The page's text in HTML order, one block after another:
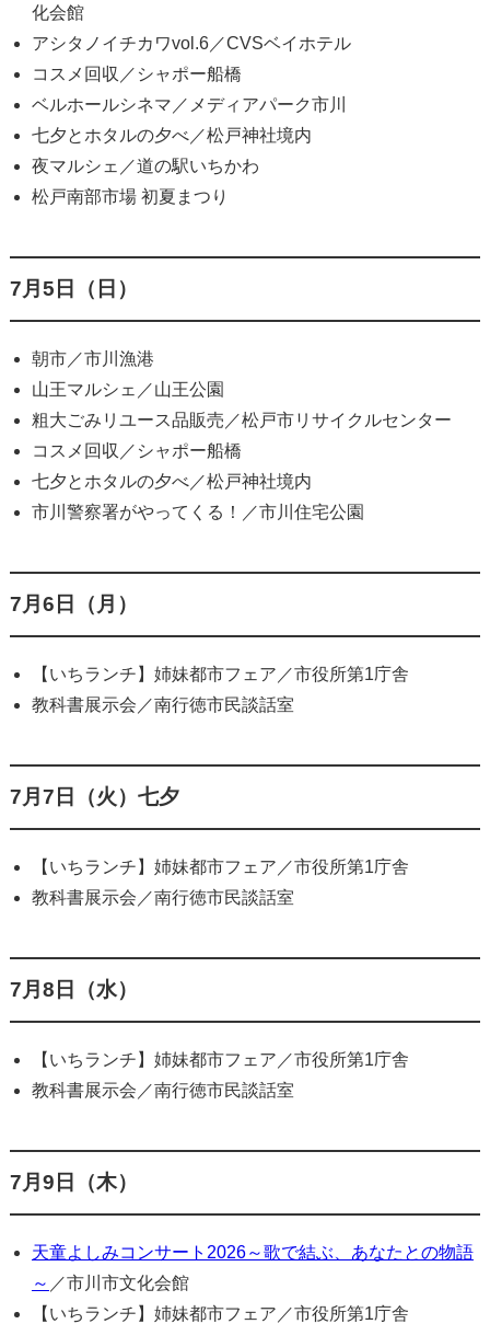
化会館
アシタノイチカワvol.6／CVSベイホテル
コスメ回収／シャポー船橋
ベルホールシネマ／メディアパーク市川
七夕とホタルの夕べ／松戸神社境内
夜マルシェ／道の駅いちかわ
松戸南部市場 初夏まつり
7月5日（日）
朝市／市川漁港
山王マルシェ／山王公園
粗大ごみリユース品販売／松戸市リサイクルセンター
コスメ回収／シャポー船橋
七夕とホタルの夕べ／松戸神社境内
市川警察署がやってくる！／市川住宅公園
7月6日（月）
【いちランチ】姉妹都市フェア／市役所第1庁舎
教科書展示会／南行徳市民談話室
7月7日（火）七夕
【いちランチ】姉妹都市フェア／市役所第1庁舎
教科書展示会／南行徳市民談話室
7月8日（水）
【いちランチ】姉妹都市フェア／市役所第1庁舎
教科書展示会／南行徳市民談話室
7月9日（木）
天童よしみコンサート2026～歌で結ぶ、あなたとの物語
～ ／市川市文化会館
【いちランチ】姉妹都市フェア／市役所第1庁舎